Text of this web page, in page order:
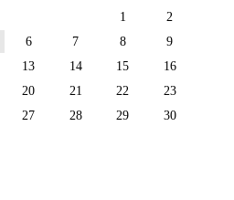
1
2
6 7 8
9
13 14 15
16
20 21 22
23
27 28 29
30